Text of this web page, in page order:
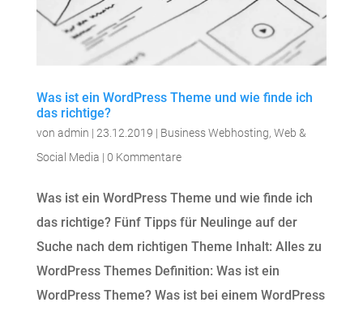
Was ist ein WordPress Theme und wie finde ich
das richtige?
von admin | 23.12.2019 | Business Webhosting, Web &
Social Media | 0 Kommentare
Was ist ein WordPress Theme und wie finde ich
das richtige? Fünf Tipps für Neulinge auf der
Suche nach dem richtigen Theme Inhalt: Alles zu
WordPress Themes Definition: Was ist ein
WordPress Theme? Was ist bei einem WordPress